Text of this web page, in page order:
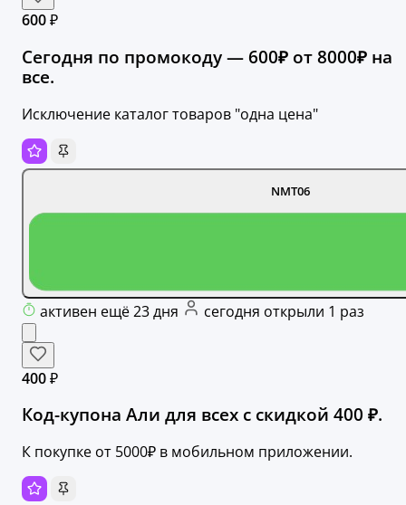
600 ₽
Сегодня по промокоду — 600₽ от 8000₽ на
все.
Исключение каталог товаров "одна цена"
NMT06
активен ещё 23 дня сегодня открыли 1 раз
400 ₽
Код-купона Али для всех с скидкой 400 ₽.
К покупке от 5000₽ в мобильном приложении.